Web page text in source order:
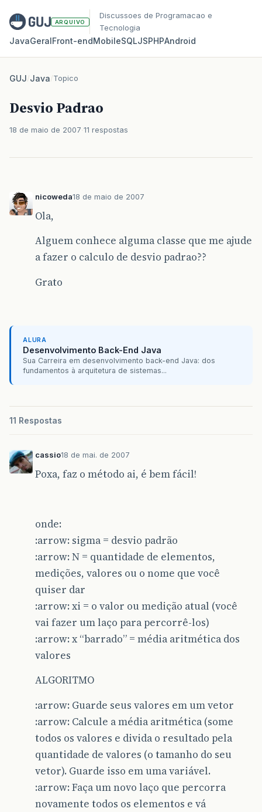
ARQUIVO
Discussoes de Programacao e
Tecnologia
JavaGeralFront‑endMobileSQLJSPHPAndroid
GUJ/Java/Topico
Desvio Padrao
18 de maio de 2007 11 respostas
nicoweda18 de maio de 2007
Ola,
Alguem conhece alguma classe que me ajude
a fazer o calculo de desvio padrao??
Grato
ALURA
Desenvolvimento Back-End Java
Sua Carreira em desenvolvimento back-end Java: dos
fundamentos à arquitetura de sistemas...
11 Respostas
cassio18 de mai. de 2007
Poxa, faz o método ai, é bem fácil!
onde:
:arrow: sigma = desvio padrão
:arrow: N = quantidade de elementos,
medições, valores ou o nome que você
quiser dar
:arrow: xi = o valor ou medição atual (você
vai fazer um laço para percorrê-los)
:arrow: x “barrado” = média aritmética dos
valores
ALGORITMO
:arrow: Guarde seus valores em um vetor
:arrow: Calcule a média aritmética (some
todos os valores e divida o resultado pela
quantidade de valores (o tamanho do seu
vetor). Guarde isso em uma variável.
:arrow: Faça um novo laço que percorra
novamente todos os elementos e vá